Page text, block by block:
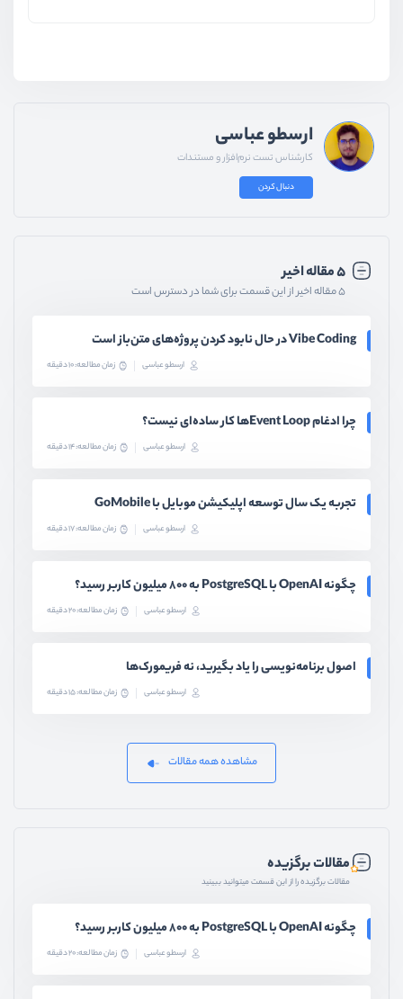
ارسطو عباسی
کارشناس تست نرم‌افزار و مستندات
دنبال کردن
۵ مقاله اخیر
۵ مقاله اخیر از این قسمت برای شما در دسترس است
Vibe Coding در حال نابود کردن پروژه‌های متن‌باز است
ارسطو عباسی زمان مطالعه: 10 دقیقه
چرا ادغام Event Loopها کار ساده‌ای نیست؟
ارسطو عباسی زمان مطالعه: 14 دقیقه
تجربه یک سال توسعه اپلیکیشن موبایل با GoMobile
ارسطو عباسی زمان مطالعه: 17 دقیقه
چگونه OpenAI با PostgreSQL به ۸۰۰ میلیون کاربر رسید؟
ارسطو عباسی زمان مطالعه: 20 دقیقه
اصول برنامه‌نویسی را یاد بگیرید، نه فریمورک‌ها
ارسطو عباسی زمان مطالعه: 15 دقیقه
مشاهده همه مقالات
مقالات برگزیده
مقالات برگزیده را از این قسمت میتوانید ببینید
چگونه OpenAI با PostgreSQL به ۸۰۰ میلیون کاربر رسید؟
ارسطو عباسی زمان مطالعه: 20 دقیقه